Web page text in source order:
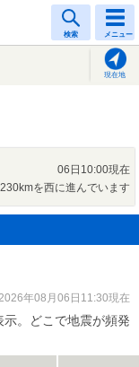
検索 メニュー
現在地
06日10:00現在
を西に進んでいます
年08月06日11:30現在
。どこで地震が頻発